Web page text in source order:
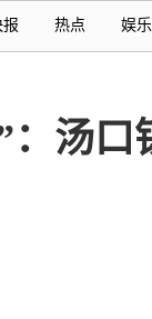
报 热点 娱乐
：汤